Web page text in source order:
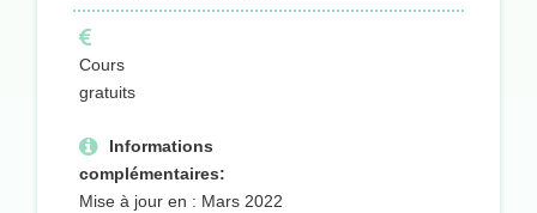
Cours
gratuits
Informations
complémentaires:
Mise à jour en : Mars 2022